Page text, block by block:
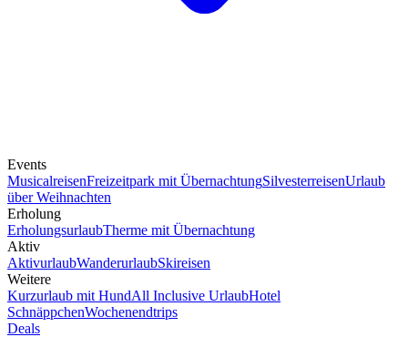
Events
MusicalreisenFreizeitpark mit ÜbernachtungSilvesterreisenUrlaub
über Weihnachten
Erholung
ErholungsurlaubTherme mit Übernachtung
Aktiv
AktivurlaubWanderurlaubSkireisen
Weitere
Kurzurlaub mit HundAll Inclusive UrlaubHotel
SchnäppchenWochenendtrips
Deals